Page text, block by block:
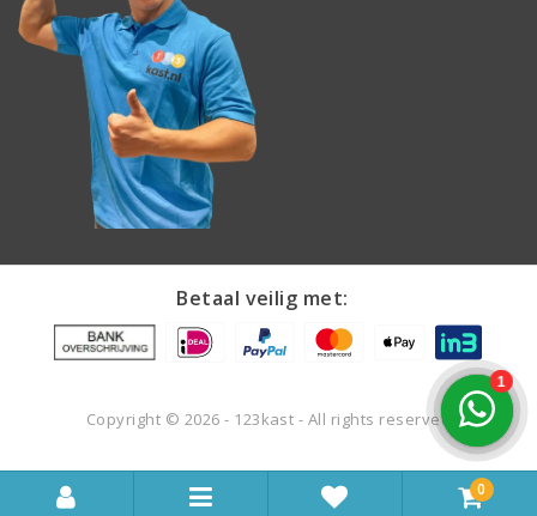
Betaal veilig met:
Copyright © 2026 - 123kast - All rights reserved
0